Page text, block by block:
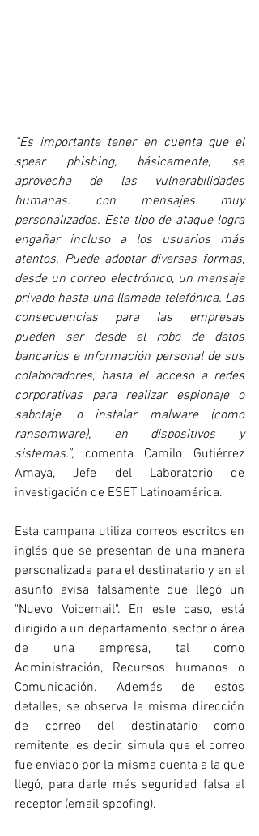
“Es importante tener en cuenta que el
spear phishing, básicamente, se
aprovecha de las vulnerabilidades
humanas: con mensajes muy
personalizados. Este tipo de ataque logra
engañar incluso a los usuarios más
atentos. Puede adoptar diversas formas,
desde un correo electrónico, un mensaje
privado hasta una llamada telefónica. Las
consecuencias para las empresas
pueden ser desde el robo de datos
bancarios e información personal de sus
colaboradores, hasta el acceso a redes
corporativas para realizar espionaje o
sabotaje, o instalar malware (como
ransomware), en dispositivos y
sistemas.”, comenta Camilo Gutiérrez
Amaya, Jefe del Laboratorio de
investigación de ESET Latinoamérica.
Esta campana utiliza correos escritos en
inglés que se presentan de una manera
personalizada para el destinatario y en el
asunto avisa falsamente que llegó un
"Nuevo Voicemail". En este caso, está
dirigido a un departamento, sector o área
de una empresa, tal como
Administración, Recursos humanos o
Comunicación. Además de estos
detalles, se observa la misma dirección
de correo del destinatario como
remitente, es decir, simula que el correo
fue enviado por la misma cuenta a la que
llegó, para darle más seguridad falsa al
receptor (email spoofing).